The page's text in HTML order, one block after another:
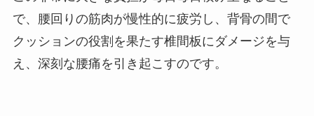
で、腰回りの筋肉が慢性的に疲労し、背骨の間で
クッションの役割を果たす椎間板にダメージを与
え、深刻な腰痛を引き起こすのです。